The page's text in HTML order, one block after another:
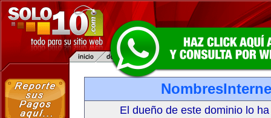
El dueño de este dominio lo